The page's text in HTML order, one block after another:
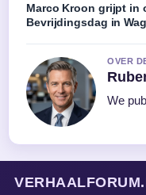
Marco Kroon grijpt in
Bevrijdingsdag in
OVER
We